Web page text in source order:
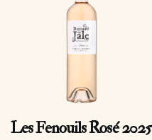
Les Fenouils Rosé 2025